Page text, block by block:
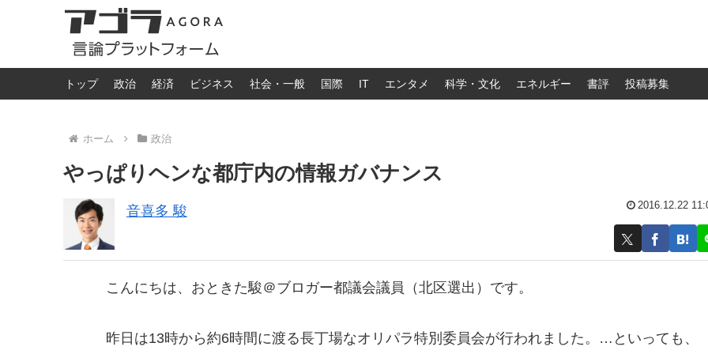
トップ 政治 経済 ビジネス 社会・一般 国際 IT エンタメ 科学・文化 エネルギー 書評 投稿募集
ホーム 政治
やっぱりヘンな都庁内の情報ガバナンス
音喜多 駿 2016.12.22
こんにちは、おときた駿＠ブロガー都議会議員（北区選出）です。
昨日は13時から約6時間に渡る長丁場なオリパラ特別委員会が行われました。…といっても、